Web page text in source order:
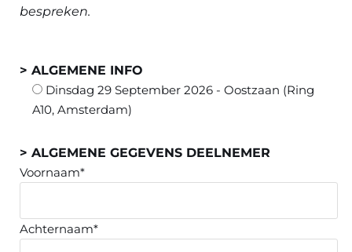
bespreken.
> ALGEMENE INFO
Dinsdag 29 September 2026 - Oostzaan (Ring
A10, Amsterdam)
> ALGEMENE GEGEVENS DEELNEMER
Voornaam*
Achternaam*